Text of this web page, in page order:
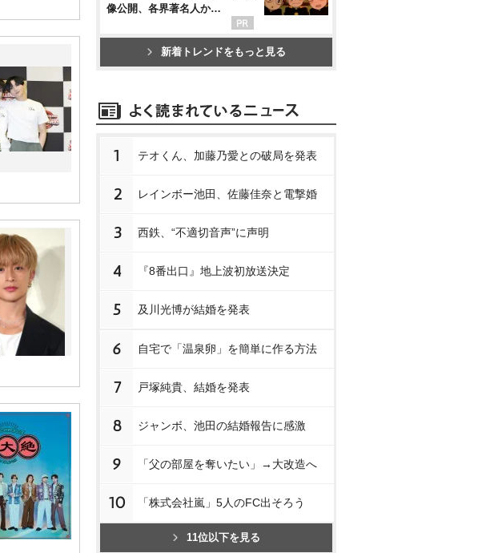
像公開、各界著名人か…
新着トレンドをもっと見る
1 テオくん、加藤乃愛との破局を発表
2 レインボー池田、佐藤佳奈と電撃婚
3 西鉄、“不適切音声”に声明
4 『8番出口』地上波初放送決定
5 及川光博が結婚を発表
6 自宅で「温泉卵」を簡単に作る方法
7 戸塚純貴、結婚を発表
8 ジャンボ、池田の結婚報告に感激
9 「父の部屋を奪いたい」→大改造へ
10 「株式会社嵐」5人のFC出そろう
11位以下を見る